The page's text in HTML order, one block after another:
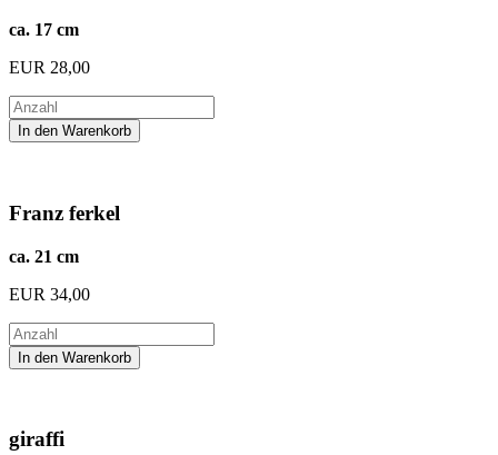
ca. 17 cm
EUR 28,00
Franz ferkel
ca. 21 cm
EUR 34,00
giraffi